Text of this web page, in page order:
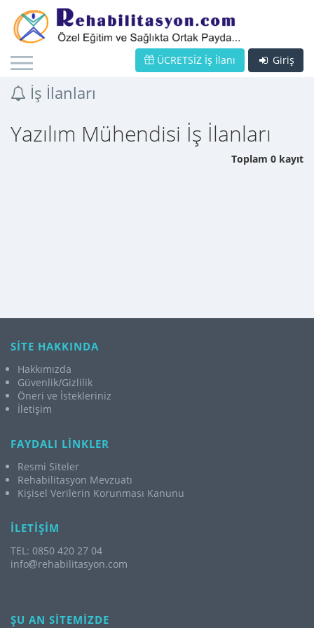
Giriş
ÜCRETSİZ İş İlanı
İş İlanları
Yazılım Mühendisi İş İlanları
Toplam 0 kayıt
SİTE HAKKINDA
Hakkımızda
Güvenlik/Gizlilik
Öneri ve İstekleriniz
İletişim
FAYDALI LİNKLER
Resmi Siteler
Rehabilitasyon Mevzuatı
Kişisel Verilerin Korunması Kanunu
İLETİŞİM
TEL: 0850 420 27 04
info
rehabilitasyon.com
ŞU AN SİTEMİZDE